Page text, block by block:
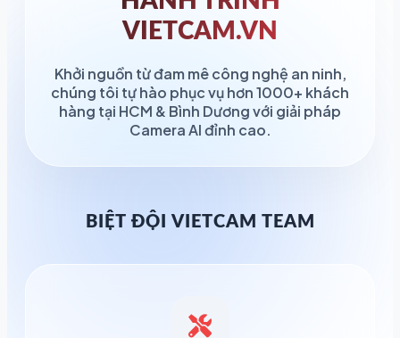
VIETCAM.VN
Khởi nguồn từ đam mê công nghệ an ninh,
chúng tôi tự hào phục vụ hơn 1000+ khách
hàng tại HCM & Bình Dương với giải pháp
Camera AI đỉnh cao.
BIỆT ĐỘI VIETCAM TEAM